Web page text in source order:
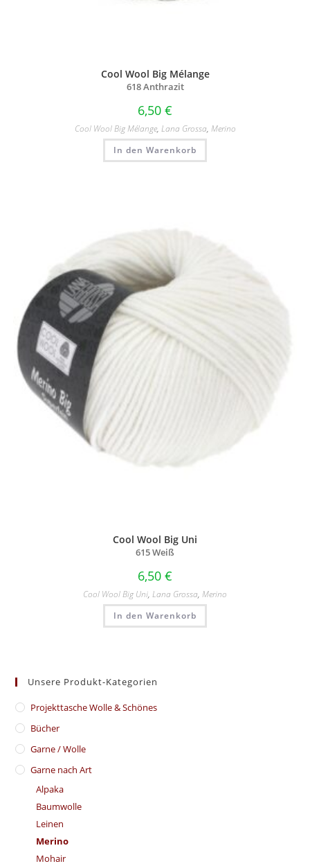
Cool Wool Big Mélange
618 Anthrazit
6,50 €
Cool Wool Big Mélange, Lana Grossa, Merino
In den Warenkorb
Cool Wool Big Uni
615 Weiß
6,50 €
Cool Wool Big Uni, Lana Grossa, Merino
In den Warenkorb
Unsere Produkt-Kategorien
​Projekttasche Wolle & Schönes
Bücher
Garne / Wolle
Garne nach Art
Alpaka
Baumwolle
Leinen
Merino
Mohair